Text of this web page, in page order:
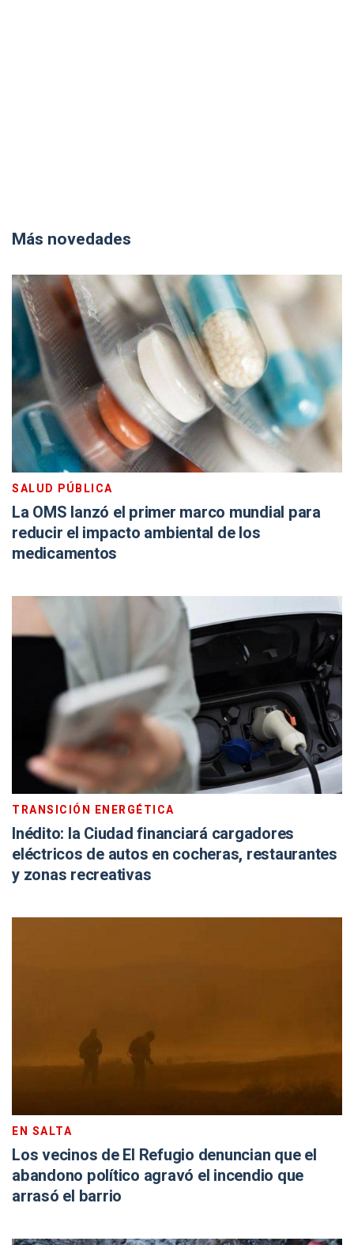
Más novedades
SALUD PÚBLICA
La OMS lanzó el primer marco mundial para
reducir el impacto ambiental de los
medicamentos
TRANSICIÓN ENERGÉTICA
Inédito: la Ciudad financiará cargadores
eléctricos de autos en cocheras, restaurantes
y zonas recreativas
EN SALTA
Los vecinos de El Refugio denuncian que el
abandono político agravó el incendio que
arrasó el barrio